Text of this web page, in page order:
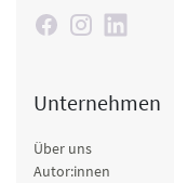
Unternehmen
Über uns
Autor:innen